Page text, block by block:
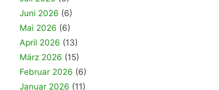
Juni 2026 (6)
Mai 2026 (6)
April 2026 (13)
März 2026 (15)
Februar 2026 (6)
Januar 2026 (11)